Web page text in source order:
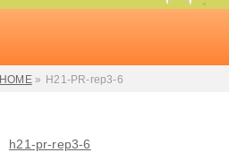
HOME» H21-PR-rep3-6
h21-pr-rep3-6